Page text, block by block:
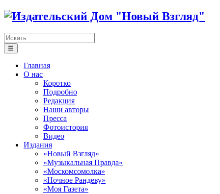
☰
Главная
О нас
Коротко
Подробно
Редакция
Наши авторы
Пресса
Фотоистория
Видео
Издания
«Новый Взгляд»
«Музыкальная Правда»
«Москомсомолка»
«Ночное Рандеву»
«Моя Газета»